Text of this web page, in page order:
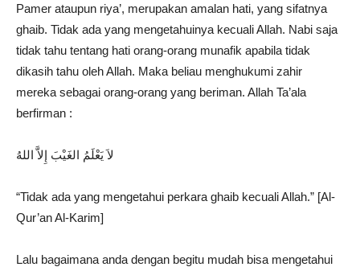
Pamer ataupun riya’, merupakan amalan hati, yang sifatnya
ghaib. Tidak ada yang mengetahuinya kecuali Allah. Nabi saja
tidak tahu tentang hati orang-orang munafik apabila tidak
dikasih tahu oleh Allah. Maka beliau menghukumi zahir
mereka sebagai orang-orang yang beriman. Allah Ta’ala
berfirman :
لاَ يَعْلَمُ الغَيْبَ إِلاَّ اللهُ
“Tidak ada yang mengetahui perkara ghaib kecuali Allah.” [Al-
Qur’an Al-Karim]
Lalu bagaimana anda dengan begitu mudah bisa mengetahui